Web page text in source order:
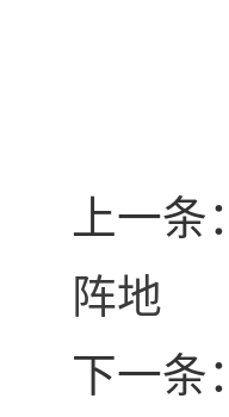
上一条：
阵地
下一条：